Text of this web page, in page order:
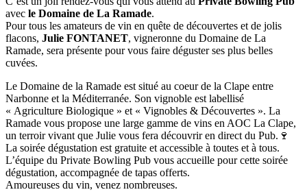
avec le Domaine de La Ramade.
Pour tous les amateurs de vin en quête de découvertes et de jolis
flacons, Julie FONTANET, vigneronne du Domaine de La
Ramade, sera présente pour vous faire déguster ses plus belles
cuvées.
Le Domaine de la Ramade est situé au coeur de la Clape entre
Narbonne et la Méditerranée. Son vignoble est labellisé
« Agriculture Biologique » et « Vignobles & Découvertes ». La
Ramade vous propose une large gamme de vins en AOC La Clape,
un terroir vivant que Julie vous fera découvrir en direct du Pub.🍷
La soirée dégustation est gratuite et accessible à toutes et à tous.
L’équipe du Private Bowling Pub vous accueille pour cette soirée
dégustation, accompagnée de tapas offerts.
Amoureuses du vin, venez nombreuses.